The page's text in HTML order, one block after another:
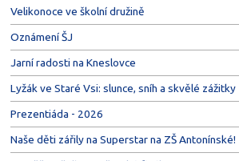
Velikonoce ve školní družině
Oznámení ŠJ
Jarní radosti na Kneslovce
Lyžák ve Staré Vsi: slunce, sníh a skvělé zážitky
Prezentiáda - 2026
Naše děti zářily na Superstar na ZŠ Antonínské!